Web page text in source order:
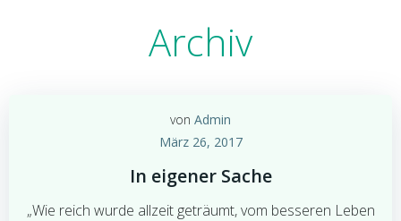
Archiv
von Admin
März 26, 2017
In eigener Sache
„Wie reich wurde allzeit geträumt, vom besseren Leben